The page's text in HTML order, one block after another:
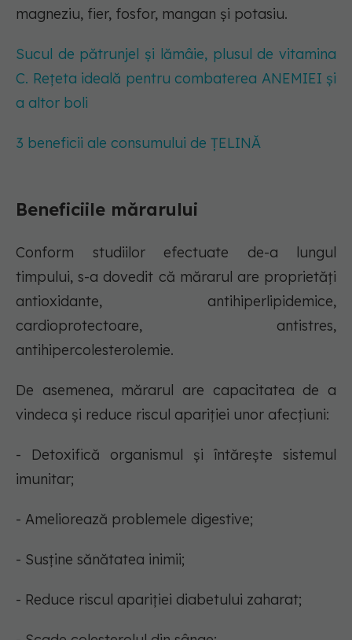
magneziu, fier, fosfor, mangan și potasiu.
Sucul de pătrunjel și lămâie, plusul de vitamina
C. Rețeta ideală pentru combaterea ANEMIEI și
a altor boli
3 beneficii ale consumului de ȚELINĂ
Beneficiile mărarului
Conform studiilor efectuate de-a lungul
timpului, s-a dovedit că mărarul are proprietăți
antioxidante, antihiperlipidemice,
cardioprotectoare, antistres,
antihipercolesterolemie.
De asemenea, mărarul are capacitatea de a
vindeca și reduce riscul apariției unor afecțiuni:
- Detoxifică organismul și întărește sistemul
imunitar;
- Ameliorează problemele digestive;
- Susține sănătatea inimii;
- Reduce riscul apariției diabetului zaharat;